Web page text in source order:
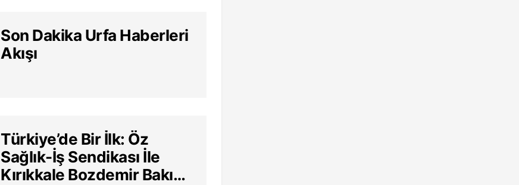
Son Dakika Urfa Haberleri
Akışı
Türkiye’de Bir İlk: Öz
Sağlık-İş Sendikası İle
Kırıkkale Bozdemir Bakım